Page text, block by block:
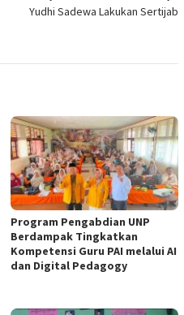
Yudhi Sadewa Lakukan Sertijab
Program Pengabdian UNP
Berdampak Tingkatkan
Kompetensi Guru PAI melalui AI
dan Digital Pedagogy